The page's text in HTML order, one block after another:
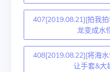
407[2019.08.21][拍我
龙变成水
408[2019.08.22][将海
让手套&大